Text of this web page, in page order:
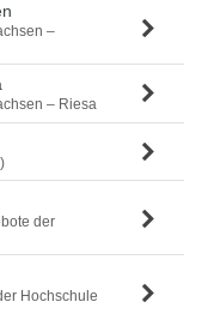
–
– Riesa
der
Hochschule